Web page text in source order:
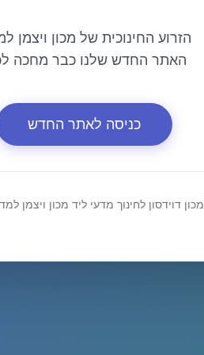
הזרוע החינוכית של מכון ויצמן
האתר החדש שלנו כבר מחכה
כניסה לאתר החדש
מכון דוידסון לחינוך מדעי ליד מכון ויצמן